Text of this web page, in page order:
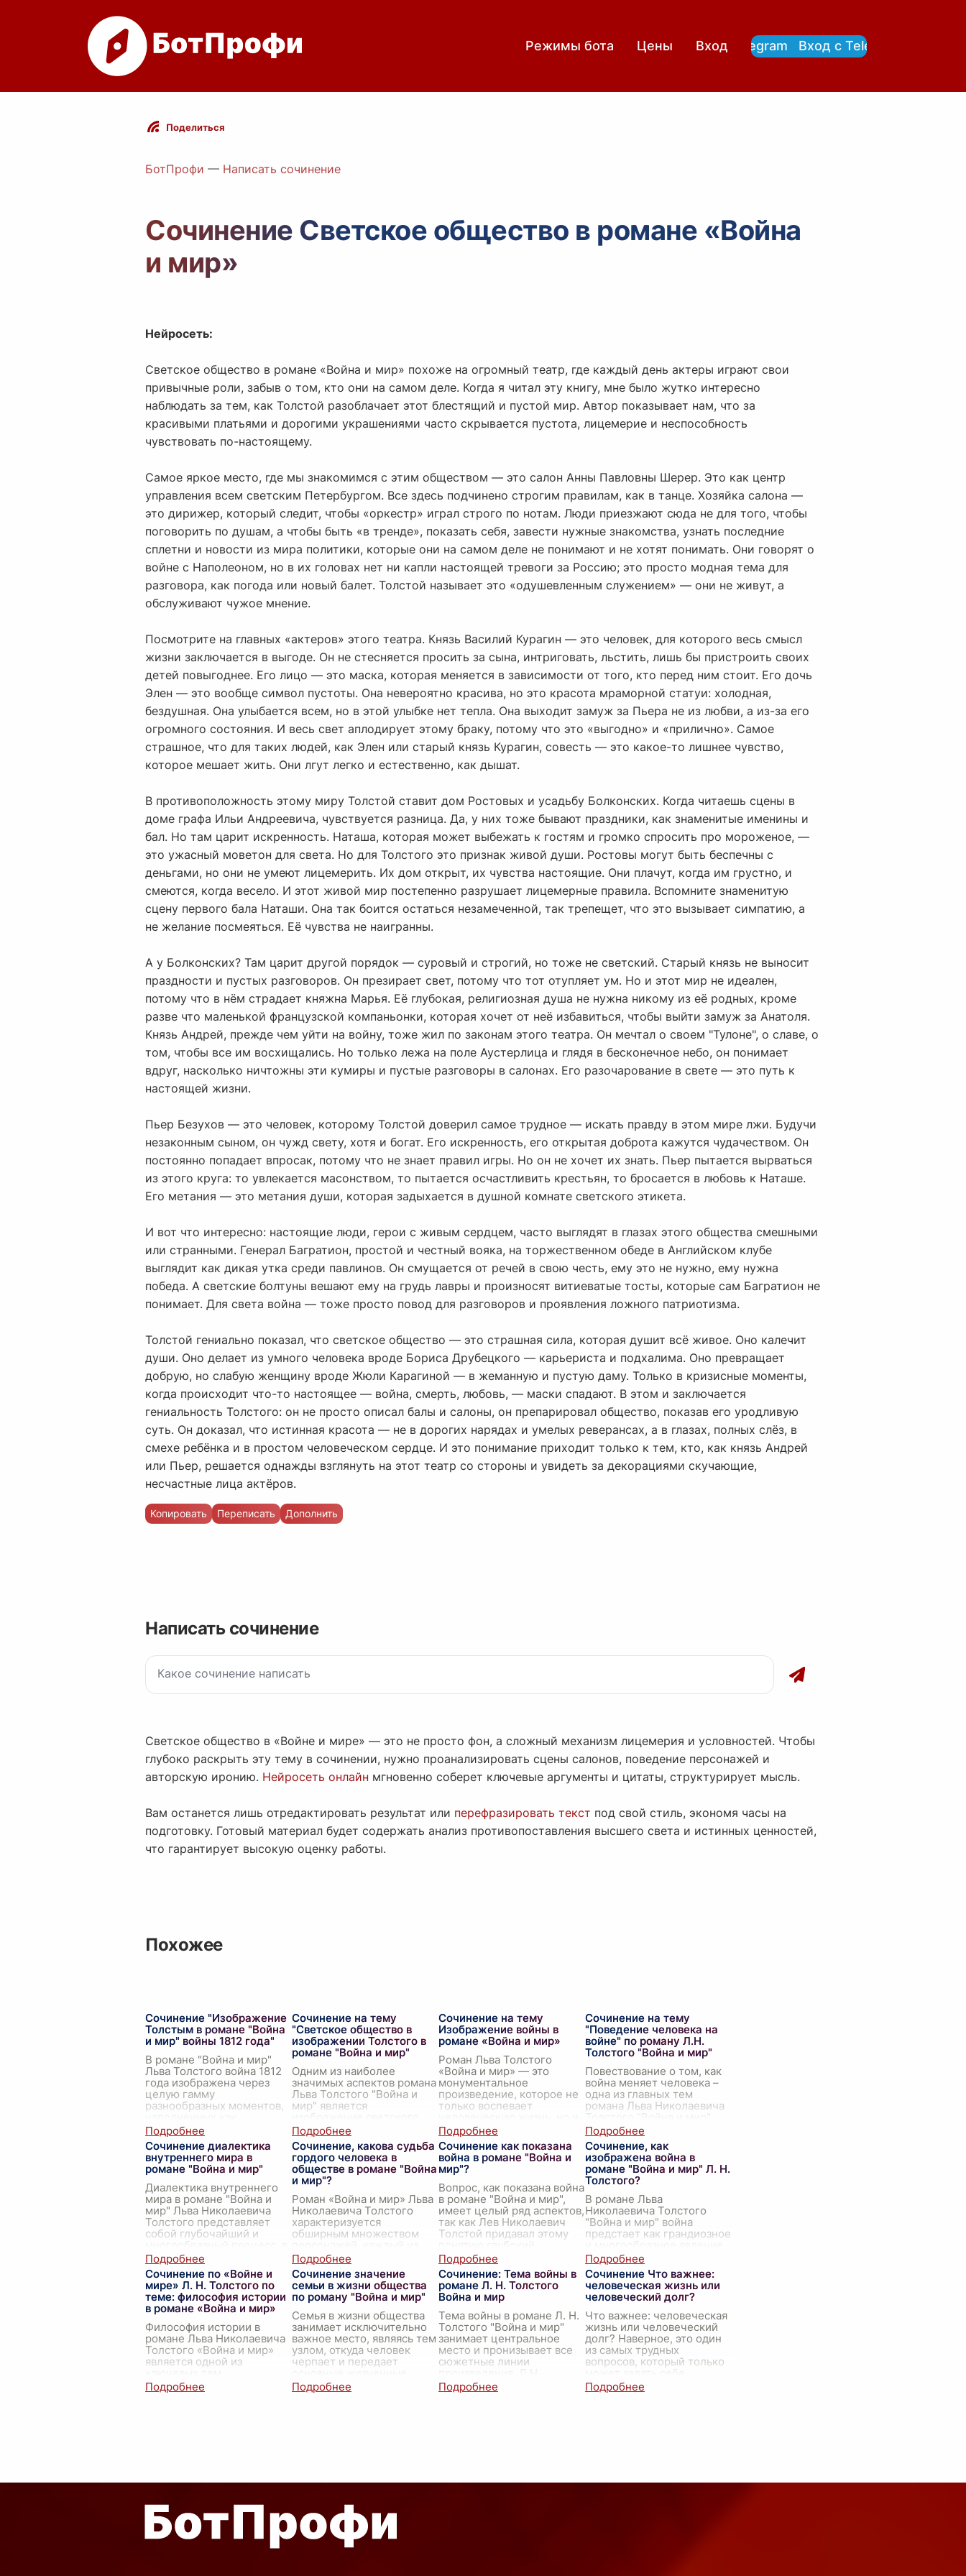
Режимы бота Цены Вход
Вход с Telegram Вход с Telegram
Поделиться
БотПрофи — Написать сочинение
Сочинение Светское общество в романе «Война
и мир»
Нейросеть:
Светское общество в романе «Война и мир» похоже на огромный театр, где каждый день актеры играют свои
привычные роли, забыв о том, кто они на самом деле. Когда я читал эту книгу, мне было жутко интересно
наблюдать за тем, как Толстой разоблачает этот блестящий и пустой мир. Автор показывает нам, что за
красивыми платьями и дорогими украшениями часто скрывается пустота, лицемерие и неспособность
чувствовать по-настоящему.
Самое яркое место, где мы знакомимся с этим обществом — это салон Анны Павловны Шерер. Это как центр
управления всем светским Петербургом. Все здесь подчинено строгим правилам, как в танце. Хозяйка салона —
это дирижер, который следит, чтобы «оркестр» играл строго по нотам. Люди приезжают сюда не для того, чтобы
поговорить по душам, а чтобы быть «в тренде», показать себя, завести нужные знакомства, узнать последние
сплетни и новости из мира политики, которые они на самом деле не понимают и не хотят понимать. Они говорят о
войне с Наполеоном, но в их головах нет ни капли настоящей тревоги за Россию; это просто модная тема для
разговора, как погода или новый балет. Толстой называет это «одушевленным служением» — они не живут, а
обслуживают чужое мнение.
Посмотрите на главных «актеров» этого театра. Князь Василий Курагин — это человек, для которого весь смысл
жизни заключается в выгоде. Он не стесняется просить за сына, интриговать, льстить, лишь бы пристроить своих
детей повыгоднее. Его лицо — это маска, которая меняется в зависимости от того, кто перед ним стоит. Его дочь
Элен — это вообще символ пустоты. Она невероятно красива, но это красота мраморной статуи: холодная,
бездушная. Она улыбается всем, но в этой улыбке нет тепла. Она выходит замуж за Пьера не из любви, а из-за его
огромного состояния. И весь свет аплодирует этому браку, потому что это «выгодно» и «прилично». Самое
страшное, что для таких людей, как Элен или старый князь Курагин, совесть — это какое-то лишнее чувство,
которое мешает жить. Они лгут легко и естественно, как дышат.
В противоположность этому миру Толстой ставит дом Ростовых и усадьбу Болконских. Когда читаешь сцены в
доме графа Ильи Андреевича, чувствуется разница. Да, у них тоже бывают праздники, как знаменитые именины и
бал. Но там царит искренность. Наташа, которая может выбежать к гостям и громко спросить про мороженое, —
это ужасный моветон для света. Но для Толстого это признак живой души. Ростовы могут быть беспечны с
деньгами, но они не умеют лицемерить. Их дом открыт, их чувства настоящие. Они плачут, когда им грустно, и
смеются, когда весело. И этот живой мир постепенно разрушает лицемерные правила. Вспомните знаменитую
сцену первого бала Наташи. Она так боится остаться незамеченной, так трепещет, что это вызывает симпатию, а
не желание посмеяться. Её чувства не наигранны.
А у Болконских? Там царит другой порядок — суровый и строгий, но тоже не светский. Старый князь не выносит
праздности и пустых разговоров. Он презирает свет, потому что тот отупляет ум. Но и этот мир не идеален,
потому что в нём страдает княжна Марья. Её глубокая, религиозная душа не нужна никому из её родных, кроме
разве что маленькой французской компаньонки, которая хочет от неё избавиться, чтобы выйти замуж за Анатоля.
Князь Андрей, прежде чем уйти на войну, тоже жил по законам этого театра. Он мечтал о своем "Тулоне", о славе, о
том, чтобы все им восхищались. Но только лежа на поле Аустерлица и глядя в бесконечное небо, он понимает
вдруг, насколько ничтожны эти кумиры и пустые разговоры в салонах. Его разочарование в свете — это путь к
настоящей жизни.
Пьер Безухов — это человек, которому Толстой доверил самое трудное — искать правду в этом мире лжи. Будучи
незаконным сыном, он чужд свету, хотя и богат. Его искренность, его открытая доброта кажутся чудачеством. Он
постоянно попадает впросак, потому что не знает правил игры. Но он не хочет их знать. Пьер пытается вырваться
из этого круга: то увлекается масонством, то пытается осчастливить крестьян, то бросается в любовь к Наташе.
Его метания — это метания души, которая задыхается в душной комнате светского этикета.
И вот что интересно: настоящие люди, герои с живым сердцем, часто выглядят в глазах этого общества смешными
или странными. Генерал Багратион, простой и честный вояка, на торжественном обеде в Английском клубе
выглядит как дикая утка среди павлинов. Он смущается от речей в свою честь, ему это не нужно, ему нужна
победа. А светские болтуны вешают ему на грудь лавры и произносят витиеватые тосты, которые сам Багратион не
понимает. Для света война — тоже просто повод для разговоров и проявления ложного патриотизма.
Толстой гениально показал, что светское общество — это страшная сила, которая душит всё живое. Оно калечит
души. Оно делает из умного человека вроде Бориса Друбецкого — карьериста и подхалима. Оно превращает
добрую, но слабую женщину вроде Жюли Карагиной — в жеманную и пустую даму. Только в кризисные моменты,
когда происходит что-то настоящее — война, смерть, любовь, — маски спадают. В этом и заключается
гениальность Толстого: он не просто описал балы и салоны, он препарировал общество, показав его уродливую
суть. Он доказал, что истинная красота — не в дорогих нарядах и умелых реверансах, а в глазах, полных слёз, в
смехе ребёнка и в простом человеческом сердце. И это понимание приходит только к тем, кто, как князь Андрей
или Пьер, решается однажды взглянуть на этот театр со стороны и увидеть за декорациями скучающие,
несчастные лица актёров.
Копировать Переписать Дополнить
Написать сочинение
Светское общество в «Войне и мире» — это не просто фон, а сложный механизм лицемерия и условностей. Чтобы
глубоко раскрыть эту тему в сочинении, нужно проанализировать сцены салонов, поведение персонажей и
авторскую иронию. Нейросеть онлайн мгновенно соберет ключевые аргументы и цитаты, структурирует мысль.
Вам останется лишь отредактировать результат или перефразировать текст под свой стиль, экономя часы на
подготовку. Готовый материал будет содержать анализ противопоставления высшего света и истинных ценностей,
что гарантирует высокую оценку работы.
Похожее
Сочинение "Изображение
Толстым в романе "Война
и мир" войны 1812 года"
В романе "Война и мир"
Льва Толстого война 1812
года изображена через
целую гамму
разнообразных моментов,
трагическими, так и
героическими событиями.
Толстой стреми...
Сочинение на тему
"Светское общество в
изображении Толстого в
романе "Война и мир"
Одним из наиболее
значимых аспектов романа
Льва Толстого "Война и
мир" является
общества, которое служит
фоном для развития
множества ключевых
сюжетных линий....
Сочинение на тему
Изображение войны в
романе «Война и мир»
Роман Льва Толстого
«Война и мир» — это
монументальное
произведение, которое не
только воспевает
глубоко проникает в суть
войны, отображая ее
жестокость, х...
Сочинение на тему
"Поведение человека на
войне" по роману Л.Н.
Толстого "Война и мир"
Повествование о том, как
война меняет человека –
одна из главных тем
романа Льва Николаевича
Движимые многими
факторами, персонажи
романа проходят через
исп...
Сочинение диалектика
внутреннего мира в
романе "Война и мир"
Диалектика внутреннего
мира в романе "Война и
мир" Льва Николаевича
Толстого представляет
собой глубочайший и
котором сталкиваются и
взаимодействуют против
Сочинение, какова судьба
гордого человека в
обществе в романе "Война
и мир"?
Роман «Война и мир» Льва
Николаевича Толстого
характеризуется
обширным множеством
которых обладает
собственным характером и
судьбой. Одним из
центральных моти...
Сочинение как показана
война в романе "Война и
мир"?
Вопрос, как показана война
в романе "Война и мир",
имеет целый ряд аспектов,
так как Лев Николаевич
Толстой придавал этому
философский и
исторический смысл.
Война...
Сочинение, как
изображена война в
романе "Война и мир" Л. Н.
Толстого?
В романе Льва
Николаевича Толстого
"Война и мир" война
предстает как грандиозное
которое не только
определяет судьбы людей,
но и обнажает истинные
черты их...
Сочинение по «Войне и
мире» Л. Н. Толстого по
теме: философия истории
в романе «Война и мир»
Философия истории в
романе Льва Николаевича
Толстого «Война и мир»
является одной из
произведения. Толстой
стремился разоблачить
Сочинение значение
семьи в жизни общества
по роману "Война и мир"
Семья в жизни общества
занимает исключительно
важное место, являясь тем
узлом, откуда человек
черпает и передает
устои и ценности. В
романе Льва Николаевича
Сочинение: Тема войны в
романе Л. Н. Толстого
Война и мир
Тема войны в романе Л. Н.
Толстого "Война и мир"
занимает центральное
место и пронизывает все
сюжетные линии
Толстой с большой
внимательностью и
Сочинение Что важнее:
человеческая жизнь или
человеческий долг?
Что важнее: человеческая
жизнь или человеческий
долг? Наверное, это один
из самых трудных
вопросов, который только
человек. Иногда кажется,
что ответ лежит на пов